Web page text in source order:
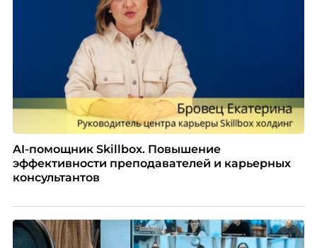
AI-помощник Skillbox. Повышение
эффективности преподавателей и карьерных
консультантов